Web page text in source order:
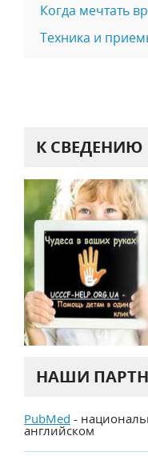
Когда мечтать
Техника и
К СВЕДЕНИЮ
НАШИ
PubMed -
английском